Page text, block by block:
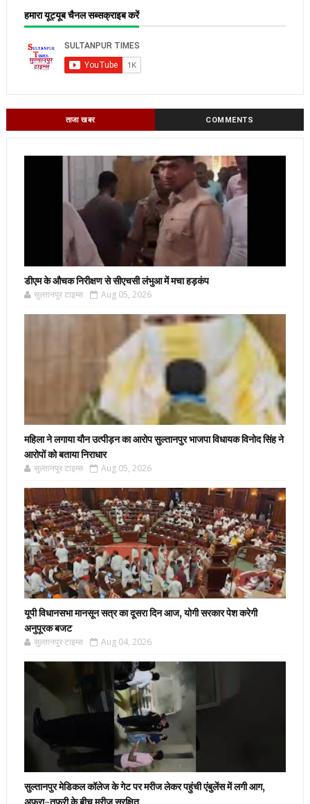
हमारा यूट्यूब चैनल सब्सक्राइब करें
ताजा खबर COMMENTS
डीएम के औचक निरीक्षण से सीएचसी लंभुआ में मचा हड़कंप
सुल्तानपुर टाइम्स Aug 05, 2026
महिला ने लगाया यौन उत्पीड़न का आरोप सुल्तानपुर भाजपा विधायक विनोद सिंह ने
आरोपों को बताया निराधार
सुल्तानपुर टाइम्स Aug 05, 2026
यूपी विधानसभा मानसून सत्र का दूसरा दिन आज, योगी सरकार पेश करेगी
अनुपूरक बजट
सुल्तानपुर टाइम्स Aug 04, 2026
सुल्तानपुर मेडिकल कॉलेज के गेट पर मरीज लेकर पहुंची एंबुलेंस में लगी आग,